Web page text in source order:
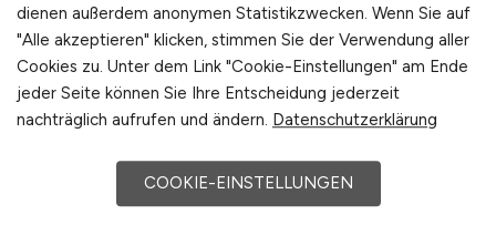
Mediadaten & Konditionen
Arbeitgeber Seite
Arbeitgeber Kontakt
dienen außerdem anonymen Statistikzwecken. Wenn Sie auf
"Alle akzeptieren" klicken, stimmen Sie der Verwendung aller
Cookies zu. Unter dem Link "Cookie-Einstellungen" am Ende
jeder Seite können Sie Ihre Entscheidung jederzeit
nachträglich aufrufen und ändern. Datenschutzerklärung
COOKIE-EINSTELLUNGEN